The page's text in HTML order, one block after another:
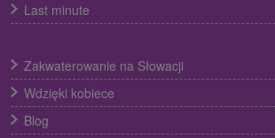
Last minute
Zakwaterowanie na Słowacji
Wdzięki kobiece
Blog